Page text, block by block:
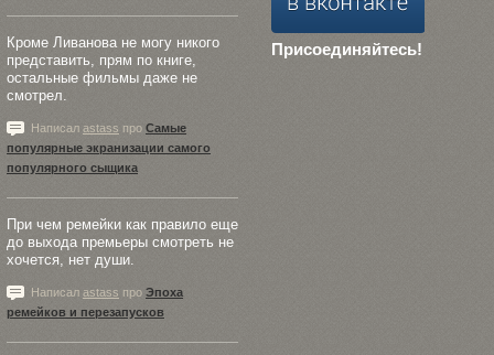
Присоединяйтесь!
Кроме Ливанова не могу никого
представить, прям по книге,
остальные фильмы даже не
смотрел.
Написал astass про Самые
популярные экранизации самого
популярного сыщика
При чем ремейки как правило еще
до выхода премьеры смотреть не
хочется, нет души.
Написал astass про Эпоха
ремейков и перезапусков